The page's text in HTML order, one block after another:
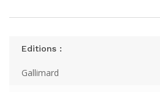
Editions :
Gallimard